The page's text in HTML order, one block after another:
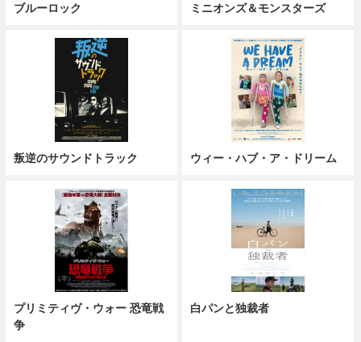
ブルーロック ミニオンズ＆モンスターズ
叛逆のサウンドトラック ウィー・ハブ・ア・ドリーム
プリミティヴ・ウォー 恐竜戦
争
白パンと独裁者